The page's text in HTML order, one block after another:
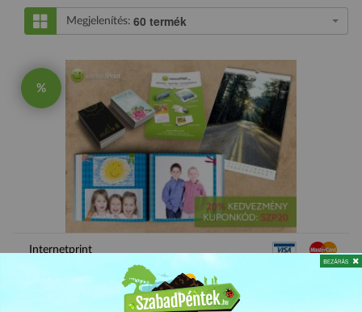
Megjelenítés: 60 termék
%
Internetprint
20% kedvezmény Névjegykártyára!
Irodaszer